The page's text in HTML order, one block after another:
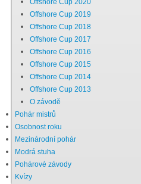
Chci se stát členem
Oznámení
Členské příspěvky
Dokumenty ke stažení
Ochrana osobních údajů
Offshore Cup 2020
Offshore Cup 2019
Offshore Cup 2018
Offshore Cup 2017
Offshore Cup 2016
Offshore Cup 2015
Offshore Cup 2014
Offshore Cup 2013
O závodě
Pohár mistrů
Osobnost roku
Mezinárodní pohár
Modrá stuha
Pohárové závody
Kvízy